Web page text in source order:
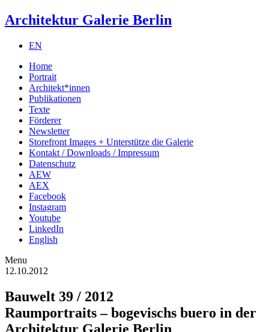
Architektur Galerie Berlin
EN
Home
Portrait
Architekt*innen
Publikationen
Texte
Förderer
Newsletter
Storefront Images + Unterstütze die Galerie
Kontakt / Downloads / Impressum
Datenschutz
AEW
AEX
Facebook
Instagram
Youtube
LinkedIn
English
Menu
12.10.2012
Bauwelt 39 / 2012
Raumportraits – bogevischs buero in der
Architektur Galerie Berlin